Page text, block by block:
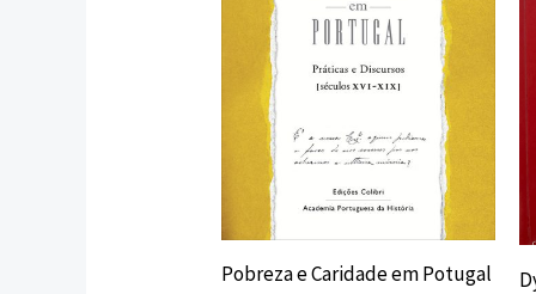
Pobreza e Caridade em Potugal